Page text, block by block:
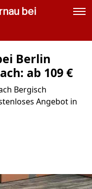
bei
Berlin
ab 109 €
Bergisch
Angebot in